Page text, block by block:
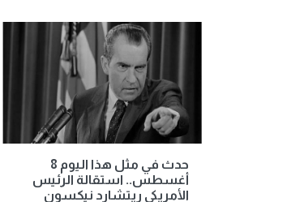
حدث في مثل هذا اليوم 8
أغسطس.. استقالة الرئيس
الأمريكي ريتشارد نيكسون